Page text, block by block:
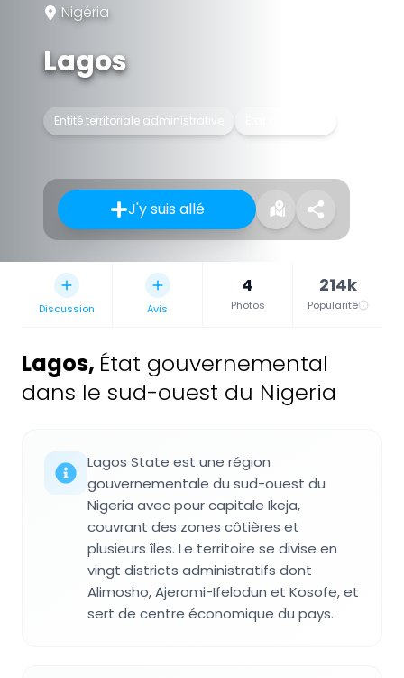
Nigéria
Lagos
Entité territoriale administrative
J'y suis allé
Discussion Avis
4
Photos
214k
Popularité
Lagos, État gouvernemental
dans le sud-ouest du Nigeria
Lagos State est une région
gouvernementale du sud-ouest du
Nigeria avec pour capitale Ikeja,
couvrant des zones côtières et
plusieurs îles. Le territoire se divise en
vingt districts administratifs dont
Alimosho, Ajeromi-Ifelodun et Kosofe, et
sert de centre économique du pays.